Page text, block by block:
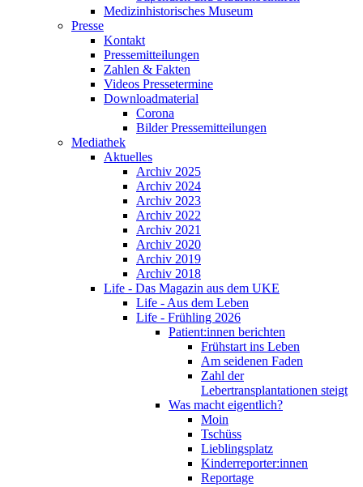
Medizinhistorisches Museum
Presse
Kontakt
Pressemitteilungen
Zahlen & Fakten
Videos Pressetermine
Downloadmaterial
Corona
Bilder Pressemitteilungen
Mediathek
Aktuelles
Archiv 2025
Archiv 2024
Archiv 2023
Archiv 2022
Archiv 2021
Archiv 2020
Archiv 2019
Archiv 2018
Life - Das Magazin aus dem UKE
Life - Aus dem Leben
Life - Frühling 2026
Patient:innen berichten
Frühstart ins Leben
Am seidenen Faden
Zahl der
Lebertransplantationen steigt
Was macht eigentlich?
Moin
Tschüss
Lieblingsplatz
Kinderreporter:innen
Reportage